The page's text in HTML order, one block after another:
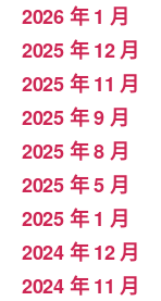
2026 年 1 月
2025 年 12 月
2025 年 11 月
2025 年 9 月
2025 年 8 月
2025 年 5 月
2025 年 1 月
2024 年 12 月
2024 年 11 月